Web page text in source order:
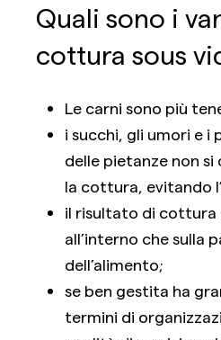
Quali sono i
cottura sous
Le carni sono più
i succhi, gli umori e i
delle pietanze non
la cottura, evitando
il risultato di cottura
all’interno che sulla
dell’alimento;
se ben gestita ha
termini di